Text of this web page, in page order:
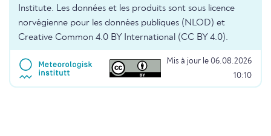
Institute. Les données et les produits sont sous licence
norvégienne pour les données publiques (NLOD) et
Creative Common 4.0 BY International (CC BY 4.0).
Mis à jour le 06.08.2026
10:10